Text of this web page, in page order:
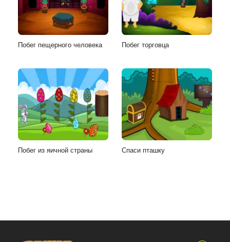
Побег пещерного человека Побег торговца
Побег из яичной страны Спаси пташку